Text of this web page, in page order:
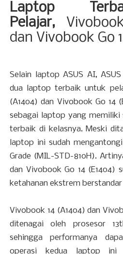
Laptop
Pelajar,
dan Vivobook Go
Selain laptop ASUS AI,
dua laptop terbaik untuk
(A1404) dan Vivobook Go 14
sebagai laptop yang memiliki
terbaik di kelasnya. Meski
laptop ini sudah
Grade (MIL-STD-810H).
dan Vivobook Go 14 (E1404)
ketahanan ekstrem
Vivobook 14 (A1404) dan
ditenagai oleh prosesor
sehingga performanya
operasi kedua laptop ini